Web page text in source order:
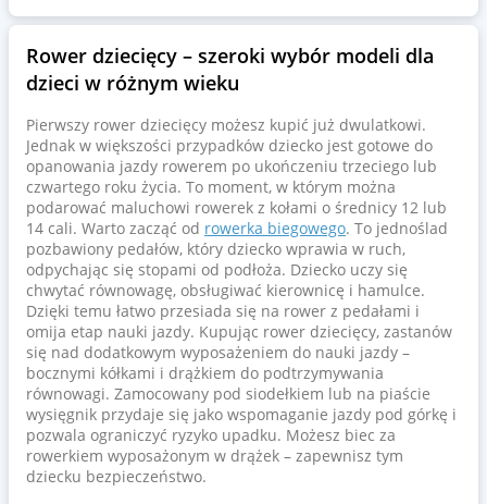
Rower dziecięcy – szeroki wybór modeli dla
dzieci w różnym wieku
Pierwszy rower dziecięcy możesz kupić już dwulatkowi.
Jednak w większości przypadków dziecko jest gotowe do
opanowania jazdy rowerem po ukończeniu trzeciego lub
czwartego roku życia. To moment, w którym można
podarować maluchowi rowerek z kołami o średnicy 12 lub
14 cali. Warto zacząć od rowerka biegowego. To jednoślad
pozbawiony pedałów, który dziecko wprawia w ruch,
odpychając się stopami od podłoża. Dziecko uczy się
chwytać równowagę, obsługiwać kierownicę i hamulce.
Dzięki temu łatwo przesiada się na rower z pedałami i
omija etap nauki jazdy. Kupując rower dziecięcy, zastanów
się nad dodatkowym wyposażeniem do nauki jazdy –
bocznymi kółkami i drążkiem do podtrzymywania
równowagi. Zamocowany pod siodełkiem lub na piaście
wysięgnik przydaje się jako wspomaganie jazdy pod górkę i
pozwala ograniczyć ryzyko upadku. Możesz biec za
rowerkiem wyposażonym w drążek – zapewnisz tym
dziecku bezpieczeństwo.